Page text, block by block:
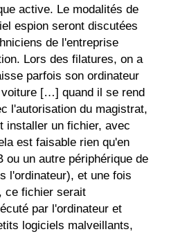
active. Le modalités de
espion seront discutées
de l'entreprise
Lors des filatures, on a
parfois son ordinateur
[…] quand il se rend
l'autorisation du magistrat,
installer un fichier, avec
est faisable rien qu'en
ou un autre périphérique de
l'ordinateur), et une fois
ce fichier serait
par l'ordinateur et
logiciels malveillants,